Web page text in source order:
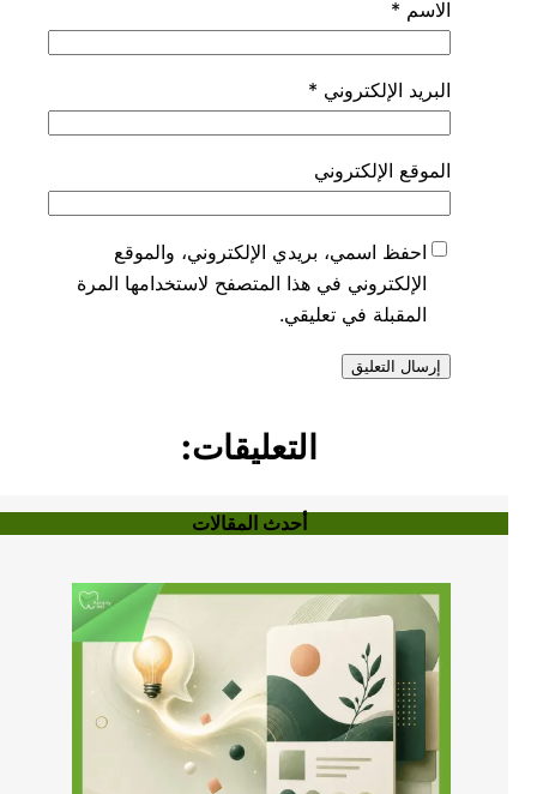
الاسم*
البريد الإلكتروني*
الموقع الإلكتروني
احفظ اسمي، بريدي الإلكتروني، والموقع
الإلكتروني في هذا المتصفح لاستخدامها المرة
المقبلة في تعليقي.
التعليقات:
أحدث المقالات